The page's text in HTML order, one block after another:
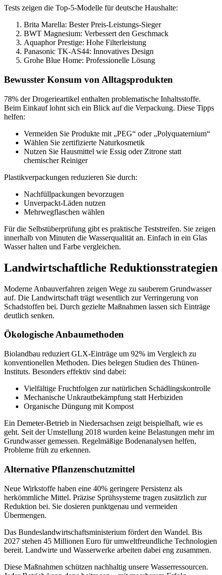
Tests zeigen die Top-5-Modelle für deutsche Haushalte:
Brita Marella: Bester Preis-Leistungs-Sieger
BWT Magnesium: Verbessert den Geschmack
Aquaphor Prestige: Hohe Filterleistung
Panasonic TK-AS44: Innovatives Design
Grohe Blue Home: Professionelle Lösung
Bewusster Konsum von Alltagsprodukten
78% der Drogerieartikel enthalten problematische Inhaltsstoffe.
Beim Einkauf lohnt sich ein Blick auf die Verpackung. Diese Tipps
helfen:
Vermeiden Sie Produkte mit „PEG“ oder „Polyquaternium“
Wählen Sie zertifizierte Naturkosmetik
Nutzen Sie Hausmittel wie Essig oder Zitrone statt
chemischer Reiniger
Plastikverpackungen reduzieren Sie durch:
Nachfüllpackungen bevorzugen
Unverpackt-Läden nutzen
Mehrwegflaschen wählen
Für die Selbstüberprüfung gibt es praktische Teststreifen. Sie zeigen
innerhalb von Minuten die Wasserqualität an. Einfach in ein Glas
Wasser halten und Farbe vergleichen.
Landwirtschaftliche Reduktionsstrategien
Moderne Anbauverfahren zeigen Wege zu sauberem Grundwasser
auf. Die Landwirtschaft trägt wesentlich zur Verringerung von
Schadstoffen bei. Durch gezielte Maßnahmen lassen sich Einträge
deutlich senken.
Ökologische Anbaumethoden
Biolandbau reduziert GLX-Einträge um 92% im Vergleich zu
konventionellen Methoden. Dies belegen Studien des Thünen-
Instituts. Besonders effektiv sind dabei:
Vielfältige Fruchtfolgen zur natürlichen Schädlingskontrolle
Mechanische Unkrautbekämpfung statt Herbiziden
Organische Düngung mit Kompost
Ein Demeter-Betrieb in Niedersachsen zeigt beispielhaft, wie es
geht. Seit der Umstellung 2018 wurden keine Belastungen mehr im
Grundwasser gemessen. Regelmäßige Bodenanalysen helfen,
Probleme früh zu erkennen.
Alternative Pflanzenschutzmittel
Neue Wirkstoffe haben eine 40% geringere Persistenz als
herkömmliche Mittel. Präzise Sprühsysteme tragen zusätzlich zur
Reduktion bei. Sie dosieren punktgenau und vermeiden
Übermengen.
Das Bundeslandwirtschaftsministerium fördert den Wandel. Bis
2027 stehen 45 Millionen Euro für umweltfreundliche Technologien
bereit. Landwirte und Wasserwerke arbeiten dabei eng zusammen.
Diese Maßnahmen schützen nachhaltig unsere Wasserressourcen.